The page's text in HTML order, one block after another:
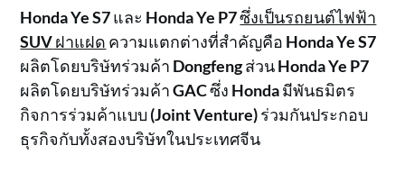
Honda Ye S7และ Honda Ye P7ซึ่งเป็นรถยนต์ไฟฟ้า
SUVฝาแฝด ความแตกต่างที่สำคัญคือ Honda Ye S7
ผลิตโดยบริษัทร่วมค้า Dongfengส่วนHonda Ye P7
ผลิตโดยบริษัทร่วมค้าGACซึ่ง Hondaมีพันธมิตร
กิจการร่วมค้าแบบ(Joint Venture)ร่วมกันประกอบ
ธุรกิจกับทั้งสองบริษัทในประเทศจีน